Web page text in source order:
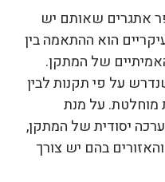
אתגרים שאותם יש
הוא ההתאמה בין
של המתקן.
על פי תקנות לבין
על מנת
יסודית של המתקן,
בהם יש צורך